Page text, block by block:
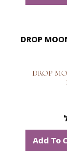
DROP
Add To